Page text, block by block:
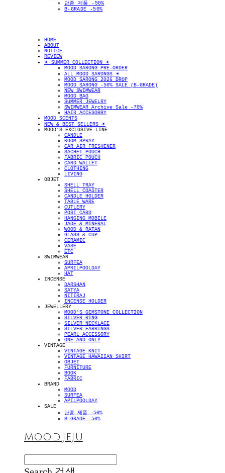
단종 제품 -50%
B-GRADE -50%
HOME
ABOUT
NOTICE
REVIEW
✴︎ SUMMER COLLECTION ✴︎
MOOD SARONG PRE-ORDER
ALL MOOD SARONGS ✴︎
MOOD SARONG 2026 DROP
MOOD SARONG -50% SALE (B-GRADE)
NEW SWIMWEAR
MOOD BAG
SUMMER JEWELRY
SWIMWEAR Archive Sale -70%
HAIR ACCESORRY
MOOD SCENTS
NEW & BEST SELLERS ✴︎
MOOD'S EXCLUSIVE LINE
CANDLE
ROOM SPRAY
CAR AIR FRESHENER
SACHET POUCH
FABRIC POUCH
CARD WALLET
CLOTHING
LIVING
OBJET
SHELL TRAY
SHELL COASTER
CANDLE HOLDER
TABLE WARE
CUTLERY
POST CARD
HANGING MOBILE
JADE & MINERAL
WOOD & RATAN
GLASS & CUP
CERAMIC
VASE
ETC
SWIMWEAR
SURFEA
APRILPOOLDAY
HAT
INCENSE
DARSHAN
SATYA
NITIRAJ
INCENSE HOLDER
JEWELLERY
MOOD'S GEMSTONE COLLECTION
SILVER RING
SILVER NECKLACE
SILVER EARRINGS
PEARL ACCESSORY
ONE AND ONLY
VINTAGE
VINTAGE KNIT
VINTAGE HAWAIIAN SHIRT
OBJET
FURNITURE
BOOK
FABRIC
BRAND
MOOD
SURFEA
APILPOOLDAY
SALE
단종 제품 -50%
B-GRADE -50%
MOOD.JEJU